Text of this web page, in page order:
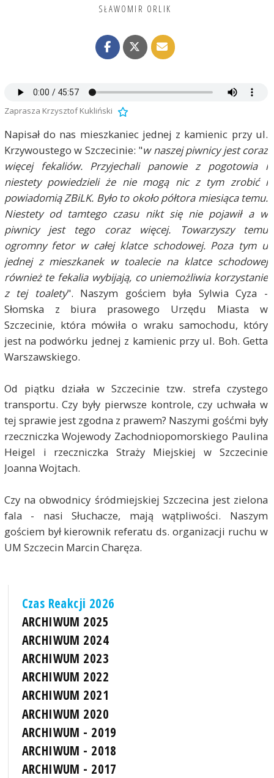
SŁAWOMIR ORLIK
Zaprasza Krzysztof Kukliński
Napisał do nas mieszkaniec jednej z kamienic przy ul.
Krzywoustego w Szczecinie: "w naszej piwnicy jest coraz
więcej fekaliów. Przyjechali panowie z pogotowia i
niestety powiedzieli że nie mogą nic z tym zrobić i
powiadomią ZBiLK. Było to około półtora miesiąca temu.
Niestety od tamtego czasu nikt się nie pojawił a w
piwnicy jest tego coraz więcej. Towarzyszy temu
ogromny fetor w całej klatce schodowej. Poza tym u
jednej z mieszkanek w toalecie na klatce schodowej
również te fekalia wybijają, co uniemożliwia korzystanie
z tej toalety". Naszym gościem była Sylwia Cyza -
Słomska z biura prasowego Urzędu Miasta w
Szczecinie, która mówiła o wraku samochodu, który
jest na podwórku jednej z kamienic przy ul. Boh. Getta
Warszawskiego.
Od piątku działa w Szczecinie tzw. strefa czystego
transportu. Czy były pierwsze kontrole, czy uchwała w
tej sprawie jest zgodna z prawem? Naszymi gośćmi były
rzeczniczka Wojewody Zachodniopomorskiego Paulina
Heigel i rzeczniczka Straży Miejskiej w Szczecinie
Joanna Wojtach.
Czy na obwodnicy śródmiejskiej Szczecina jest zielona
fala - nasi Słuchacze, mają wątpliwości. Naszym
gościem był kierownik referatu ds. organizacji ruchu w
UM Szczecin Marcin Charęza.
Czas Reakcji 2026
ARCHIWUM 2025
ARCHIWUM 2024
ARCHIWUM 2023
ARCHIWUM 2022
ARCHIWUM 2021
ARCHIWUM 2020
ARCHIWUM - 2019
ARCHIWUM - 2018
ARCHIWUM - 2017